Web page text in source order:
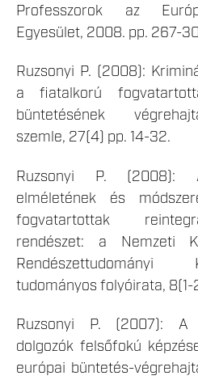
Professzorok az
Egyesület, 2008. pp. 267-
Ruzsonyi P. (2008):
a fiatalkorú
büntetésének
szemle, 27(4) pp. 14-32.
Ruzsonyi P. (2008):
elméletének és
fogvatartottak
rendészet: a Nemzeti
tudományos folyóirata, 8(1-
Ruzsonyi P. (2007): A
dolgozók felsőfokú
európai büntetés-